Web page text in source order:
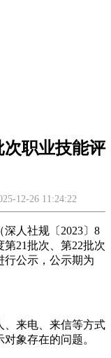
次职业技能评
12-26 11:24:22
人社规〔2023〕8
21批次、第22批次
行公示，公示期为
、来电、来信等方式
象存在的问题。